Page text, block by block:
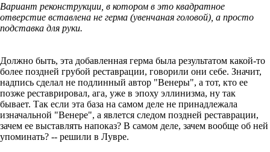
Вариант реконструкции, в котором в это квадратное
отверстие вставлена не герма (увенчаная головой), а просто
подставка для руки.
Должно быть, эта добавленная герма была результатом какой-то
более поздней грубой реставрации, говорили они себе. Значит,
надпись сделал не подлинный автор "Венеры", а тот, кто ее
позже реставрировал, ага, уже в эпоху эллинизма, ну так
бывает. Так если эта база на самом деле не принадлежала
изначальной "Венере", а явлется следом поздней реставрации,
зачем ее выставлять напоказ? В самом деле, зачем вообще об ней
упоминать? -- решили в Лувре.